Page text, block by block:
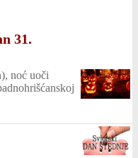
31.
noć uoči